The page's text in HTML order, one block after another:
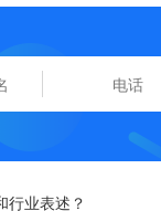
行业表述？